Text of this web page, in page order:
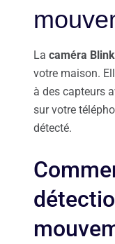
La caméra
votre maison.
à des capteurs
sur votre
détecté.